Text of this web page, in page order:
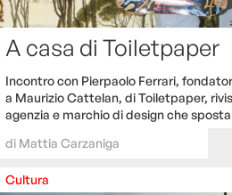
A casa di Toiletpaper
Incontro con Pierpaolo Ferrari,
a Maurizio Cattelan, di Toiletpaper,
agenzia e marchio di design che
di Mattia Carzaniga
Cultura